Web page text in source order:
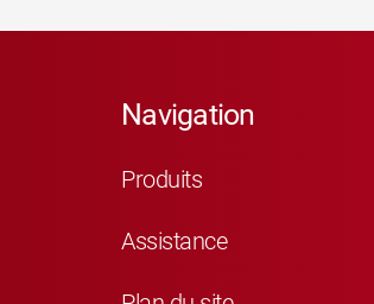
Navigation
Produits
Assistance